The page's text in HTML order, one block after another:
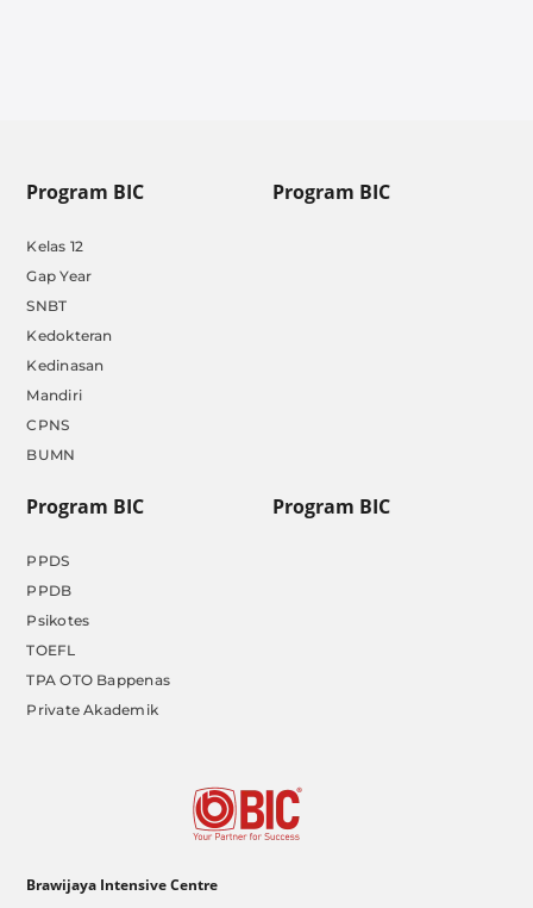
Program BIC
Kelas 12
Gap Year
SNBT
Kedokteran
Kedinasan
Mandiri
CPNS
BUMN
Program BIC
Program BIC
PPDS
PPDB
Psikotes
TOEFL
TPA OTO Bappenas
Private Akademik
Program BIC
Brawijaya Intensive Centre